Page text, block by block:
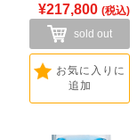
¥217,800(税込)
sold out
お気に入りに
追加